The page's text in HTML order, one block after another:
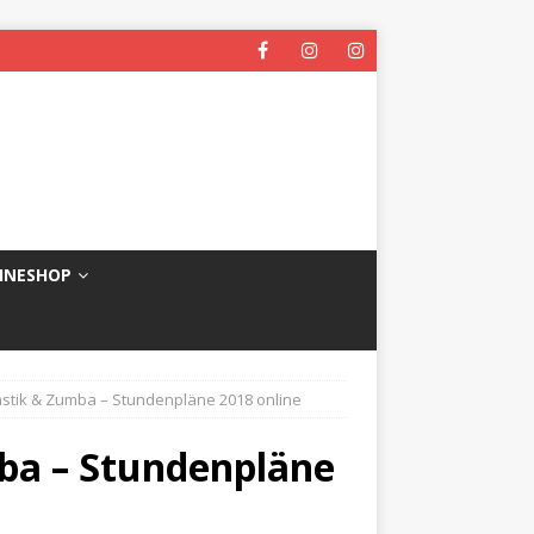
& Zumba – Stundenpläne 2018 online
– Stundenpläne